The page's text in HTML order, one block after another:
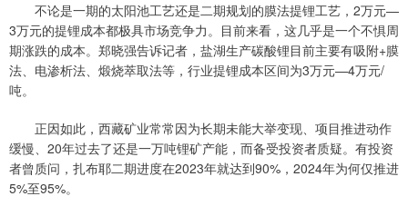
不论是一期的太阳池工艺还是二期规划的膜法提锂工艺，2万元—
3万元的提锂成本都极具市场竞争力。目前来看，这几乎是一个不惧周
期涨跌的成本。郑晓强告诉记者，盐湖生产碳酸锂目前主要有吸附+膜
法、电渗析法、煅烧萃取法等，行业提锂成本区间为3万元—4万元/
吨。
正因如此，西藏矿业常常因为长期未能大举变现、项目推进动作
缓慢、20年过去了还是一万吨锂矿产能，而备受投资者质疑。有投资
者曾质问，扎布耶二期进度在2023年就达到90%，2024年为何仅推进
5%至95%。